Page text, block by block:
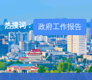
热搜词： 政府工作报告